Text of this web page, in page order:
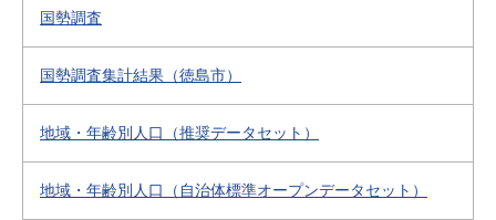
国勢調査
国勢調査集計結果（徳島市）
地域・年齢別人口（推奨データセット）
地域・年齢別人口（自治体標準オープンデータセット）